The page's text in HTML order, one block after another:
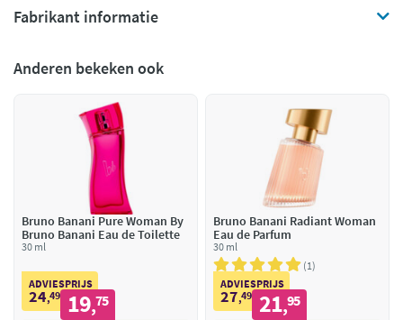
Fabrikant informatie
Anderen bekeken ook
Bruno Banani Pure Woman By
Bruno Banani Eau de Toilette
30 ml
ADVIESPRIJS
24,49 19,75
Bruno Banani Radiant Woman
Eau de Parfum
30 ml
1
ADVIESPRIJS
27,49 21,95